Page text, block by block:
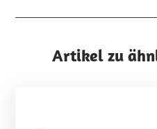
Artikel zu